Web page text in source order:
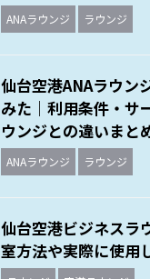
ANAラウンジ ラウンジ
仙台空港ANAラウン
みた｜利用条件・サ
ウンジとの違いまと
ANAラウンジ ラウンジ
仙台空港ビジネスラ
室方法や実際に使用